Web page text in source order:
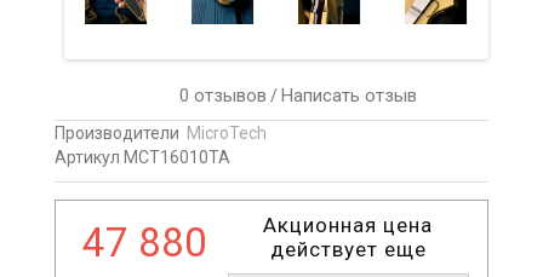
0 отзывов /Написать отзыв
Производители MicroTech
Артикул MCT16010TA
47 880
Акционная цена
действует еще